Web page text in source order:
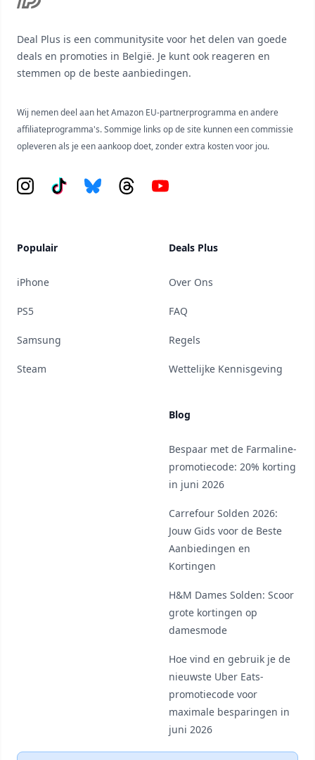
Deal Plus is een communitysite voor het delen van goede
deals en promoties in België. Je kunt ook reageren en
stemmen op de beste aanbiedingen.
Wij nemen deel aan het Amazon EU-partnerprogramma en andere
affiliateprogramma's. Sommige links op de site kunnen een commissie
opleveren als je een aankoop doet, zonder extra kosten voor jou.
Instagram
Tiktok BlueskyThreadsYouTube
Populair
iPhone
PS5
Samsung
Steam
Deals Plus
Over Ons
FAQ
Regels
Wettelijke Kennisgeving
Blog
Bespaar met de Farmaline-
promotiecode: 20% korting
in juni 2026
Carrefour Solden 2026:
Jouw Gids voor de Beste
Aanbiedingen en
Kortingen
H&M Dames Solden: Scoor
grote kortingen op
damesmode
Hoe vind en gebruik je de
nieuwste Uber Eats-
promotiecode voor
maximale besparingen in
juni 2026